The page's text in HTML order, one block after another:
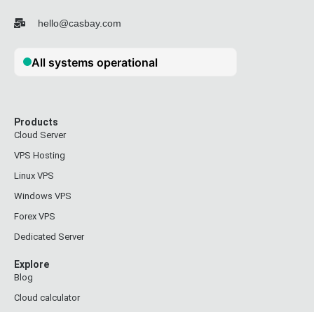
hello@casbay.com
Products
Cloud Server
VPS Hosting
Linux VPS
Windows VPS
Forex VPS
Dedicated Server
Explore
Blog
Cloud calculator